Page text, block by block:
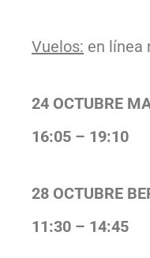
Vuelos: en línea
24 OCTUBRE
16:05 – 19:10
28 OCTUBRE
11:30 – 14:45